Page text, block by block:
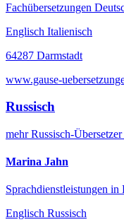
Fachübersetzungen
Englisch Italienisch
64287 Darmstadt
www.gause-
Russisch
mehrRussisch-Übersetzer
Marina Jahn
Sprachdienstleistungen
Englisch Russisch